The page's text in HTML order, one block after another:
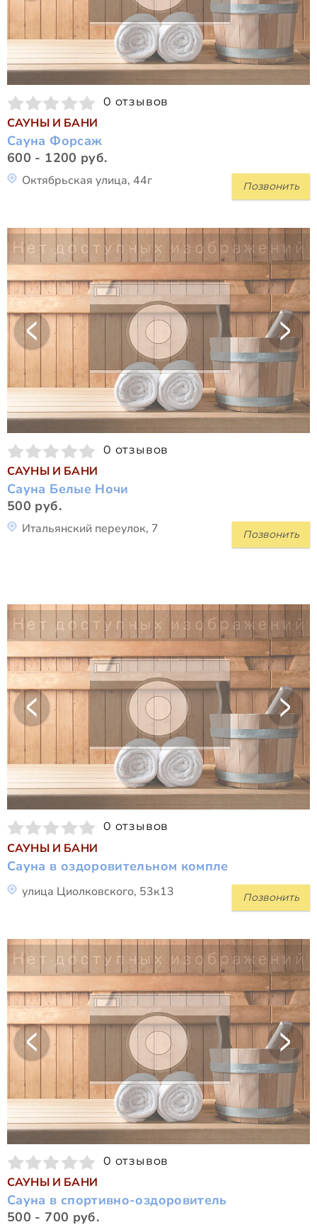
0 отзывов
САУНЫ И БАНИ
Сауна Форсаж
600 - 1200 руб.
Позвонить
Октябрьская улица, 44г
0 отзывов
САУНЫ И БАНИ
Сауна Белые Ночи
500 руб.
Позвонить
Итальянский переулок, 7
0 отзывов
САУНЫ И БАНИ
Сауна в оздоровительном компле
Позвонить
улица Циолковского, 53к13
0 отзывов
САУНЫ И БАНИ
Сауна в спортивно-оздоровитель
500 - 700 руб.